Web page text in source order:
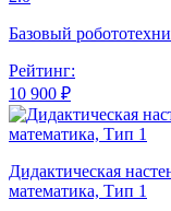
Базовый
Рейтинг:
10 900 ₽
Дидактическая
математика, Тип 1